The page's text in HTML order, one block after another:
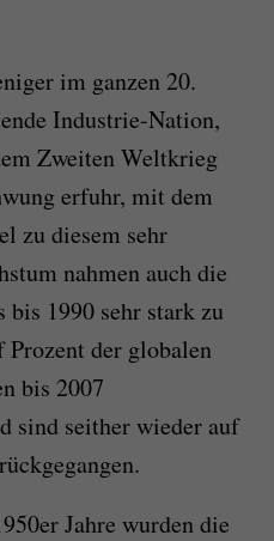
im ganzen 20.
Industrie-Nation,
Zweiten Weltkrieg
erfuhr, mit dem
zu diesem sehr
nahmen auch die
bis 1990 sehr stark zu
der globalen
bis 2007
sind seither wieder auf
Jahre wurden die